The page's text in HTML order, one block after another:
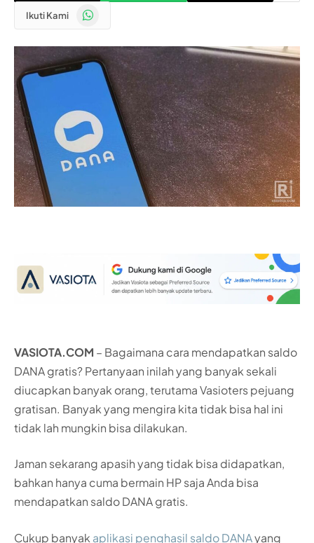
Ikuti Kami WhatsApp
VASIOTA.COM – Bagaimana cara mendapatkan saldo
DANA gratis? Pertanyaan inilah yang banyak sekali
diucapkan banyak orang, terutama Vasioters pejuang
gratisan. Banyak yang mengira kita tidak bisa hal ini
tidak lah mungkin bisa dilakukan.
Jaman sekarang apasih yang tidak bisa didapatkan,
bahkan hanya cuma bermain HP saja Anda bisa
mendapatkan saldo DANA gratis.
Cukup banyak aplikasi penghasil saldo DANAyang